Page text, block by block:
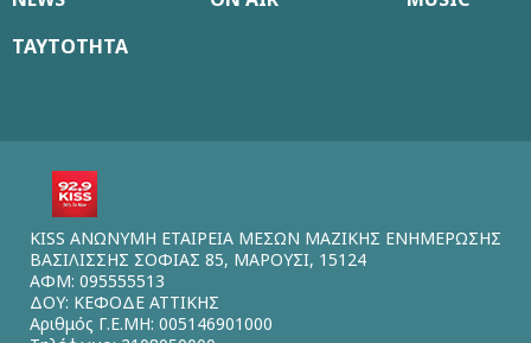
ΤΑΥΤΟΤΗΤΑ
KISS ΑΝΩΝΥΜΗ ΕΤΑΙΡΕΙΑ ΜΕΣΩΝ ΜΑΖΙΚΗΣ ΕΝΗΜΕΡΩΣΗΣ
ΒΑΣΙΛΙΣΣΗΣ ΣΟΦΙΑΣ 85, ΜΑΡΟΥΣΙ, 15124
ΑΦΜ: 095555513
ΔΟΥ: ΚΕΦΟΔΕ ΑΤΤΙΚΗΣ
Αριθμός Γ.Ε.ΜΗ: 005146901000